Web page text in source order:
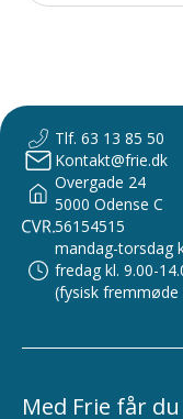
Tlf. 63 13 85 50
Kontakt@frie.dk
Overgade 24
5000 Odense C
56154515
mandag-torsdag
fredag kl. 9.00-
(fysisk
Med Frie får